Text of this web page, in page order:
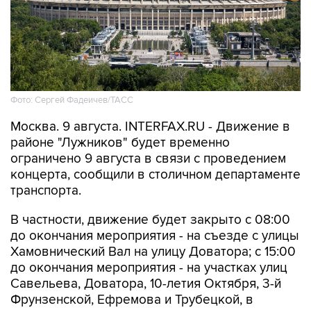
Фото: Сергей Фадеичев/ТАСС
Москва. 9 августа. INTERFAX.RU - Движение в
районе "Лужников" будет временно
ограничено 9 августа в связи с проведением
концерта, сообщили в столичном департаменте
транспорта.
В частности, движение будет закрыто с 08:00
до окончания мероприятия - на съезде с улицы
Хамовнический Вал на улицу Доватора; с 15:00
до окончания мероприятия - на участках улиц
Савельева, Доватора, 10-летия Октября, 3-й
Фрунзенской, Ефремова и Трубецкой, в